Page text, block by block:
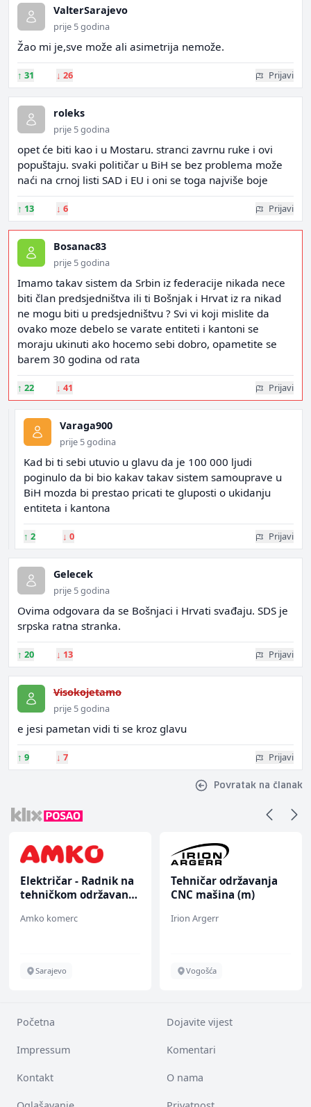
ValterSarajevo
prije 5 godina
Žao mi je,sve može ali asimetrija nemože.
↑ 31 ↓ 26 Prijavi
roleks
prije 5 godina
opet će biti kao i u Mostaru. stranci zavrnu ruke i ovi
popuštaju. svaki političar u BiH se bez problema može
naći na crnoj listi SAD i EU i oni se toga najviše boje
↑ 13 ↓ 6 Prijavi
Bosanac83
prije 5 godina
Imamo takav sistem da Srbin iz federacije nikada nece
biti član predsjedništva ili ti Bošnjak i Hrvat iz ra nikad
ne mogu biti u predsjedništvu ? Svi vi koji mislite da
ovako moze debelo se varate entiteti i kantoni se
moraju ukinuti ako hocemo sebi dobro, opametite se
barem 30 godina od rata
↑ 22 ↓ 41 Prijavi
Varaga900
prije 5 godina
Kad bi ti sebi utuvio u glavu da je 100 000 ljudi
poginulo da bi bio kakav takav sistem samouprave u
BiH mozda bi prestao pricati te gluposti o ukidanju
entiteta i kantona
↑ 2 ↓ 0 Prijavi
Gelecek
prije 5 godina
Ovima odgovara da se Bošnjaci i Hrvati svađaju. SDS je
srpska ratna stranka.
↑ 20 ↓ 13 Prijavi
Visokojetamo
prije 5 godina
e jesi pametan vidi ti se kroz glavu
↑ 9 ↓ 7 Prijavi
Povratak na članak
Električar - Radnik na
tehničkom održavanju
Amko komerc
Sarajevo
Tehničar održavanja
CNC mašina (m)
Irion Argerr
Vogošća
Početna Dojavite vijest
Impressum Komentari
Kontakt O nama